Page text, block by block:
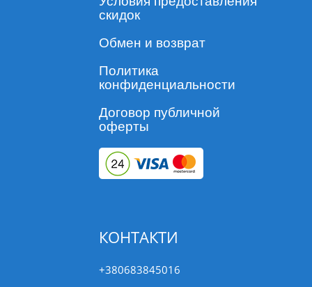
скидок
Обмен и возврат
Политика
конфиденциальности
Договор публичной
оферты
КОНТАКТИ
+380683845016